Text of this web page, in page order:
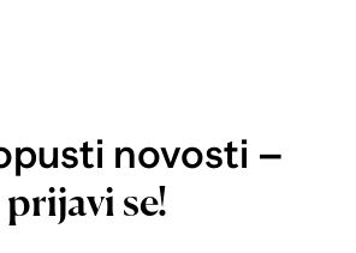
novosti –
prijavi se!